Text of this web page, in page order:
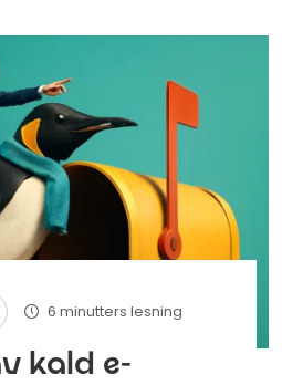
6 minutters lesning
kald e-